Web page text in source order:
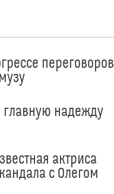
переговоров
главную надежду
актриса
с Олегом